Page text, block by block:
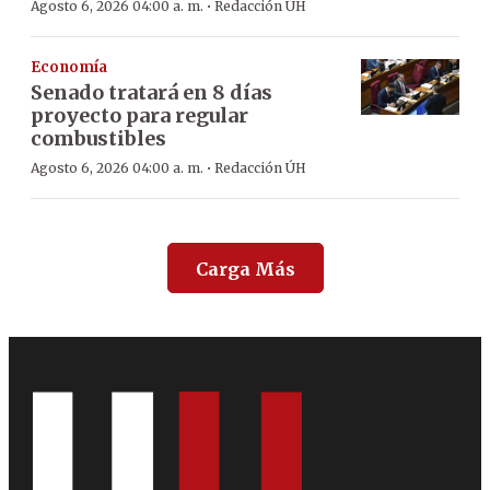
Agosto 6, 2026 04:00 a. m. · Redacción ÚH
Economía
Senado tratará en 8 días
proyecto para regular
combustibles
Agosto 6, 2026 04:00 a. m. · Redacción ÚH
Carga Más